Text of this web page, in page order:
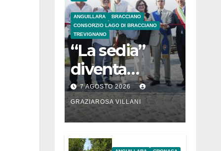
ANGUILLARA
BRACCIANO
CONSORZIO LAGO DI BRACCIANO
TREVIGNANO
“La sedia”
diventa
Belvedere sul
lago di
Bracciano: ieri
l’inaugurazion
7 AGOSTO 2026
GRAZIAROSA VILLANI